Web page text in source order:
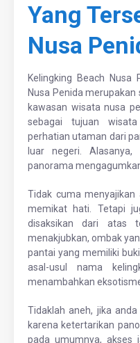
Yang
Nusa
Kelingking Beach
Nusa Penida
kawasan wisata nusa
sebagai tujuan
perhatian utaman dari
luar negeri.
panorama
Tidak cuma
memikat hati. Tetapi
disaksikan dari atas
menakjubkan, ombak
pantai yang memiliki
asal-usul nama
menambahkan
Tidaklah aneh, jika
karena ketertarikan
pada umumnya, akses